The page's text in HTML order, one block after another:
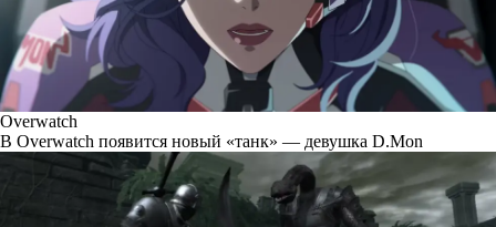
Overwatch
В Overwatch появится новый «танк» — девушка D.Mon